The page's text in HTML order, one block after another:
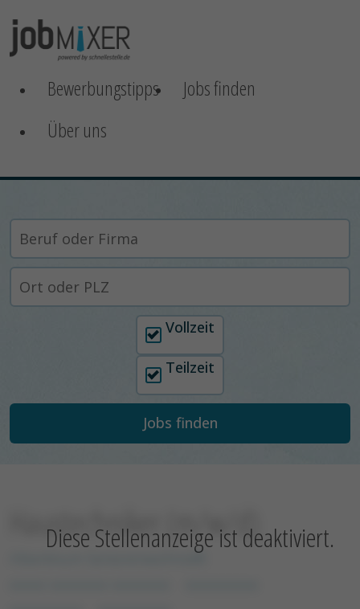
Bewerbungstipps
Jobs finden
Über uns
Arbeitszeit auswählen
Vollzeit
Teilzeit
Diese Stellenanzeige ist deaktiviert.
Haustechniker (m/w/d)
Albertinum Seniorenwohnstift